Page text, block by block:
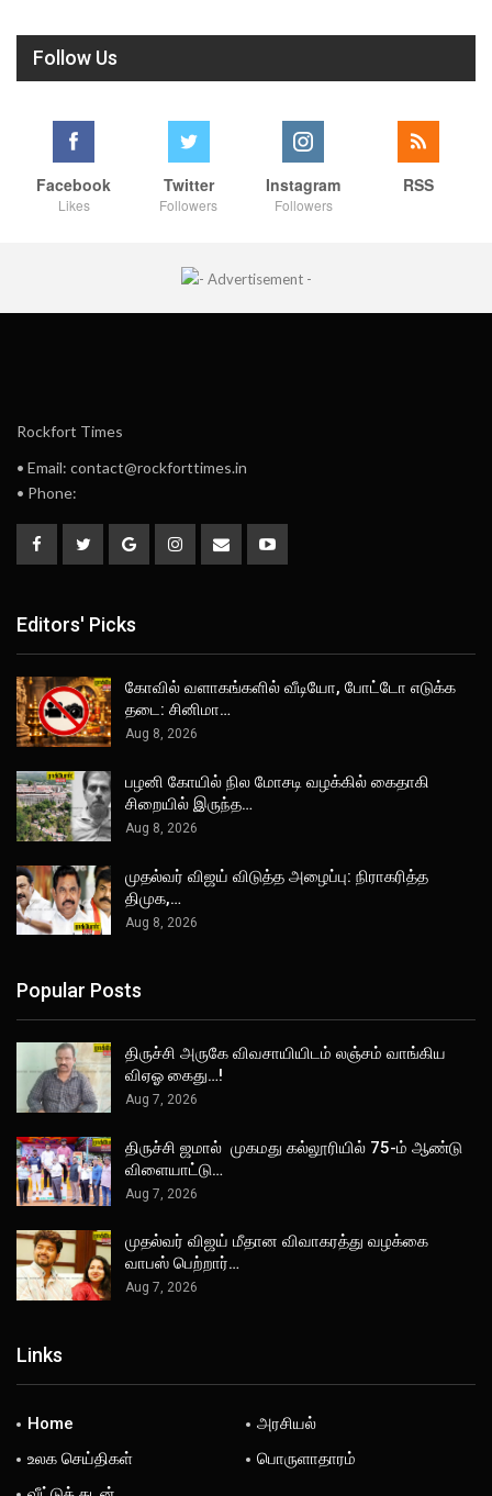
Follow Us
Facebook
Likes
Twitter
Followers
Instagram
Followers
RSS
Rockfort Times
• Email: contact@rockforttimes.in
• Phone:
Editors' Picks
கோவில் வளாகங்களில் வீடியோ, போட்டோ எடுக்க
தடை: சினிமா…
Aug 8, 2026
பழனி கோயில் நில மோசடி வழக்கில் கைதாகி
சிறையில் இருந்த…
Aug 8, 2026
முதல்வர் விஜய் விடுத்த அழைப்பு: நிராகரித்த
திமுக,…
Aug 8, 2026
Popular Posts
திருச்சி அருகே விவசாயியிடம் லஞ்சம் வாங்கிய
விஏஓ கைது…!
Aug 7, 2026
திருச்சி ஜமால் முகமது கல்லூரியில் 75-ம் ஆண்டு
விளையாட்டு…
Aug 7, 2026
முதல்வர் விஜய் மீதான விவாகரத்து வழக்கை
வாபஸ் பெற்றார்…
Aug 7, 2026
Links
Home
அரசியல்
உலக செய்திகள்
பொருளாதாரம்